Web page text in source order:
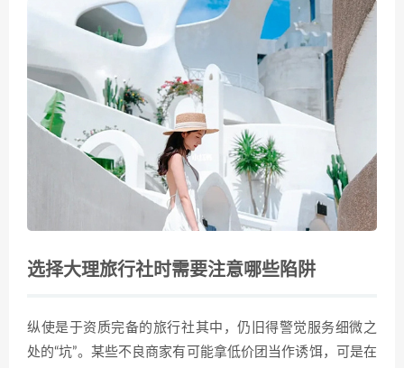
选择大理旅行社时需要注意哪些陷阱
纵使是于资质完备的旅行社其中，仍旧得警觉服务细微之
处的“坑”。某些不良商家有可能拿低价团当作诱饵，可是在